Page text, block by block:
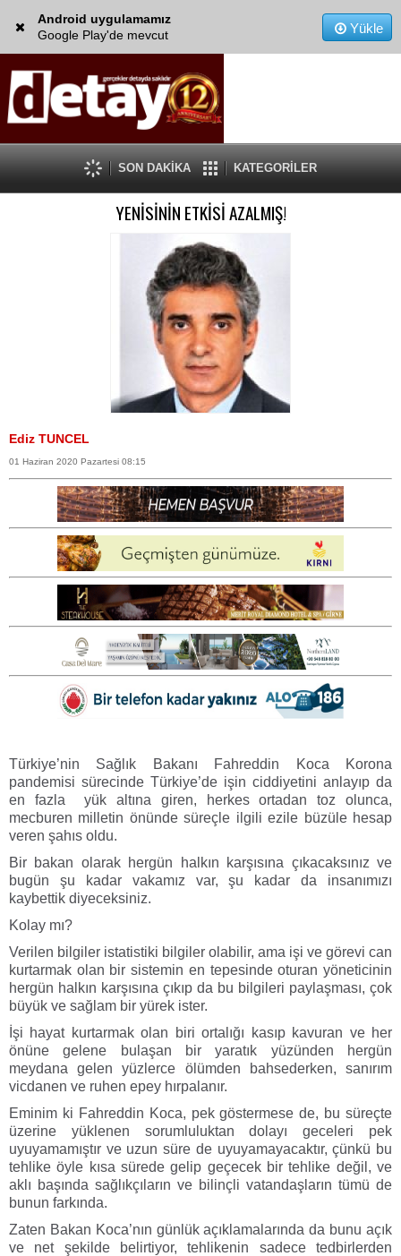
Android uygulamamız
Google Play'de mevcut
Yükle
SON DAKİKA KATEGORİLER
YENİSİNİN ETKİSİ AZALMIŞ!
Ediz TUNCEL
01 Haziran 2020 Pazartesi 08:15
Türkiye’nin Sağlık Bakanı Fahreddin Koca Korona
pandemisi sürecinde Türkiye’de işin ciddiyetini anlayıp da
en fazla yük altına giren, herkes ortadan toz olunca,
mecburen milletin önünde süreçle ilgili ezile büzüle hesap
veren şahıs oldu.
Bir bakan olarak hergün halkın karşısına çıkacaksınız ve
bugün şu kadar vakamız var, şu kadar da insanımızı
kaybettik diyeceksiniz.
Kolay mı?
Verilen bilgiler istatistiki bilgiler olabilir, ama işi ve görevi can
kurtarmak olan bir sistemin en tepesinde oturan yöneticinin
hergün halkın karşısına çıkıp da bu bilgileri paylaşması, çok
büyük ve sağlam bir yürek ister.
İşi hayat kurtarmak olan biri ortalığı kasıp kavuran ve her
önüne gelene bulaşan bir yaratık yüzünden hergün
meydana gelen yüzlerce ölümden bahsederken, sanırım
vicdanen ve ruhen epey hırpalanır.
Eminim ki Fahreddin Koca, pek göstermese de, bu süreçte
üzerine yüklenen sorumluluktan dolayı geceleri pek
uyuyamamıştır ve uzun süre de uyuyamayacaktır, çünkü bu
tehlike öyle kısa sürede gelip geçecek bir tehlike değil, ve
aklı başında sağlıkçıların ve bilinçli vatandaşların tümü de
bunun farkında.
Zaten Bakan Koca’nın günlük açıklamalarında da bunu açık
ve net şekilde belirtiyor, tehlikenin sadece tedbirlerden